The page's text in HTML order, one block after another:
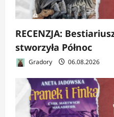
RECENZJA:
stworzyła Północ
Gradory 06.08.2026